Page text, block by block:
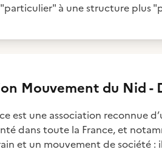
à une structure plus
Mouvement du Nid -
est une association reconnue
dans toute la France, et
et un mouvement de société